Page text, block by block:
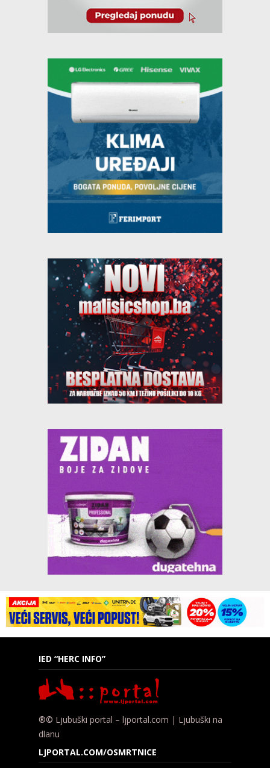
IED “HERC INFO”
®© Ljubuški portal – ljportal.com | Ljubuški na
dlanu
LJPORTAL.COM/OSMRTNICE